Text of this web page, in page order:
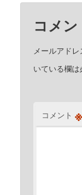
コメ
メールアド
いている欄
コメント ※